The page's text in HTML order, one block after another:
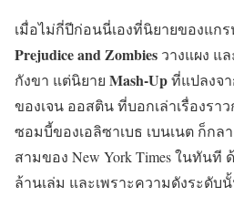
เมื่อไม่กี่ปีก่อนนี่เองที่นิยายของแกร
Prejudice and Zombies วางแผง แ
กังขา แต่นิยาย Mash-Upที่แปลงจ
ของเจน ออสติน ที่บอกเล่าเรื่องร
ซอมบี้ของเอลิซาเบธ เบนเนต ก็กล
สามของ New York Times ในทัน
ล้านเล่ม และเพราะความดังระดั